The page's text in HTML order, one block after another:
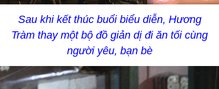
Sau khi kết thúc buổi biểu diễn, Hương
Tràm thay một bộ đồ giản dị đi ăn tối cùng
người yêu, bạn bè